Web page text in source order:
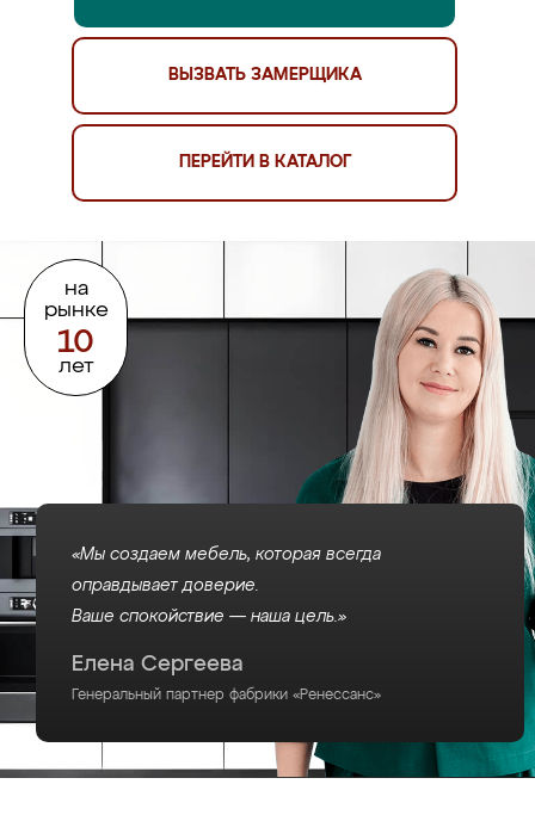
на
рынке
10
лет
ВЫЗВАТЬ ЗАМЕРЩИКА
ПЕРЕЙТИ В КАТАЛОГ
«Мы создаем мебель, которая всегда
оправдывает доверие.
Ваше спокойствие — наша цель.»
Елена Сергеева
Генеральный партнер фабрики «Ренессанс»